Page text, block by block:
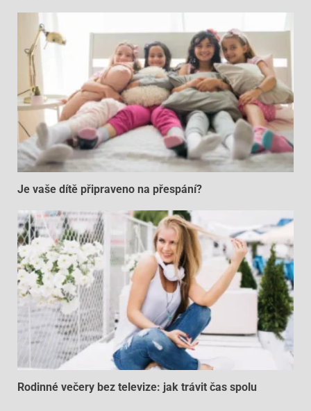
Je vaše dítě připraveno na přespání?
Rodinné večery bez televize: jak trávit čas spolu